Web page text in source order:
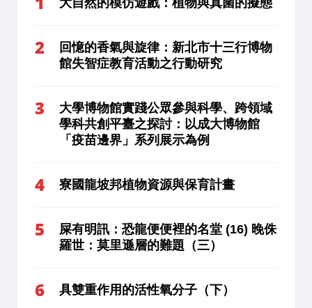
回憶的香氣與旋律：新北市十三行博物
館失智症教育活動之行動研究
大學博物館實踐公眾參與科學、跨領域
學科共創平臺之探討：以成大博物館
「疫苗邊界」系列展示為例
寮國龍坡邦植物資源與保育計畫
屎有明訊：恐龍便便裡的名堂 (16) 晚侏
羅世：莫里遜層的難題（三）
具雙重作用的活性氧分子（下）